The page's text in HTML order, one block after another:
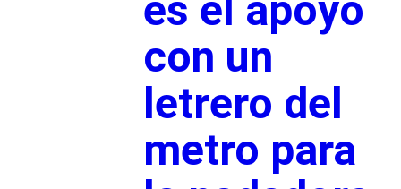
con un
letrero del
metro para